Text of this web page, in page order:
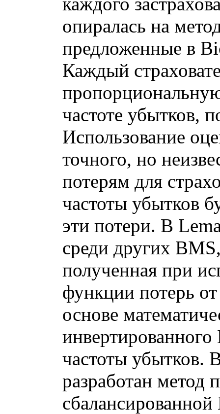
опиралась на
предложенные в
Каждый
частоте убытков,
Использование
точного, но
потерям для
частоты убытков
эти потери. В
среди других
полученная при
функции потерь
основе
инвертированного
частоты убытков.
разработан метод